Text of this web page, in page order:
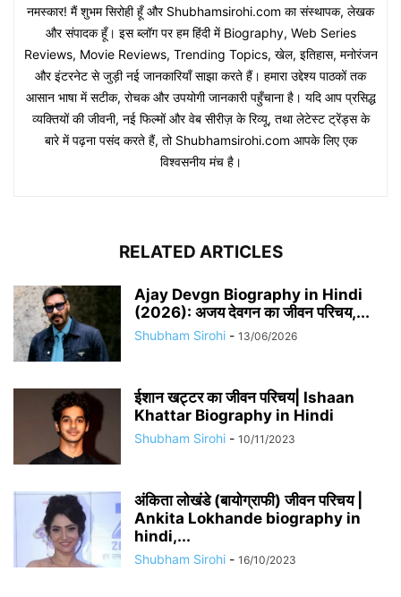
नमस्कार! मैं शुभम सिरोही हूँ और Shubhamsirohi.com का संस्थापक, लेखक
और संपादक हूँ। इस ब्लॉग पर हम हिंदी में Biography, Web Series
Reviews, Movie Reviews, Trending Topics, खेल, इतिहास, मनोरंजन
और इंटरनेट से जुड़ी नई जानकारियाँ साझा करते हैं। हमारा उद्देश्य पाठकों तक
आसान भाषा में सटीक, रोचक और उपयोगी जानकारी पहुँचाना है। यदि आप प्रसिद्ध
व्यक्तियों की जीवनी, नई फिल्मों और वेब सीरीज़ के रिव्यू, तथा लेटेस्ट ट्रेंड्स के
बारे में पढ़ना पसंद करते हैं, तो Shubhamsirohi.com आपके लिए एक
विश्वसनीय मंच है।
RELATED ARTICLES
Ajay Devgn Biography in Hindi
(2026): अजय देवगन का जीवन परिचय,...
Shubham Sirohi - 13/06/2026
​​ईशान खट्टर का जीवन परिचय| Ishaan
Khattar Biography in Hindi
Shubham Sirohi - 10/11/2023
अंकिता लोखंडे (बायोग्राफी) जीवन परिचय |
Ankita Lokhande biography in
hindi,...
Shubham Sirohi - 16/10/2023